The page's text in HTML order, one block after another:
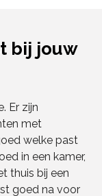
bij jouw
Er zijn
met
welke past
in een kamer,
thuis bij een
goed na voor